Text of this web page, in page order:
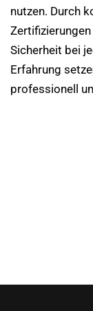
nutzen. Durch
Sicherheit bei
Erfahrung
professionell